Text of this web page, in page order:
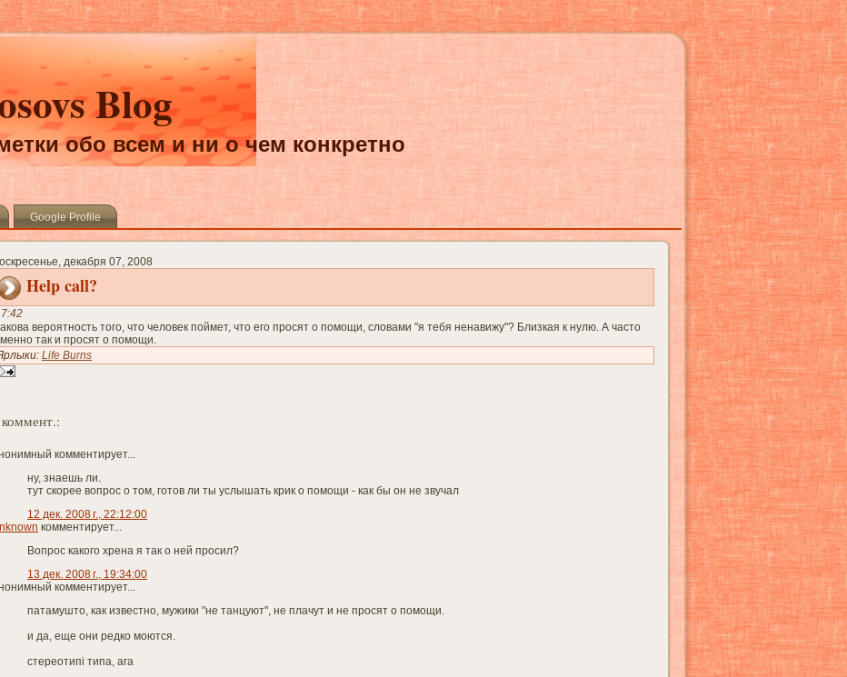
Blog
обо всем и ни о чем конкретно
Google Profile
декабря 07, 2008
Help call?
вероятность того, что человек поймет, что его просят о помощи, словами "я тебя ненавижу"? Близкая к нулю. А часто
так и просят о помощи.
Life Burns
комментирует...
ну, знаешь ли.
тут скорее вопрос о том, готов ли ты услышать крик о помощи - как бы он не звучал
12 дек. 2008 г., 22:12:00
комментирует...
Вопрос какого хрена я так о ней просил?
13 дек. 2008 г., 19:34:00
комментирует...
патамушто, как известно, мужики "не танцуют", не плачут и не просят о помощи.
и да, еще они редко моются.
стереотипі типа, ага